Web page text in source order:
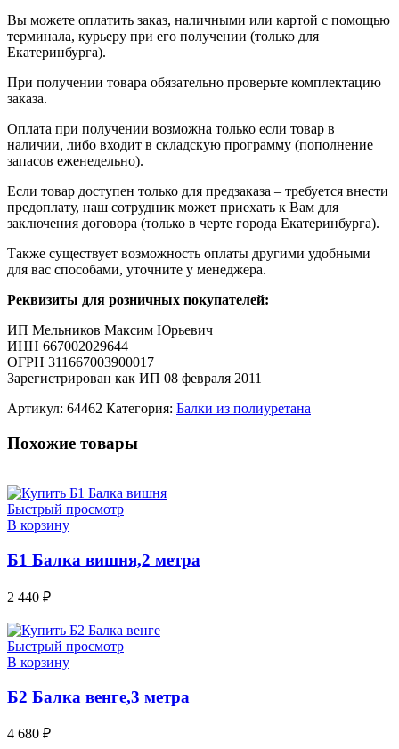
Вы можете оплатить заказ, наличными или картой с помощью
терминала, курьеру при его получении (только для
Екатеринбурга).
При получении товара обязательно проверьте комплектацию
заказа.
Оплата при получении возможна только если товар в
наличии, либо входит в складскую программу (пополнение
запасов еженедельно).
Если товар доступен только для предзаказа – требуется внести
предоплату, наш сотрудник может приехать к Вам для
заключения договора (только в черте города Екатеринбурга).
Также существует возможность оплаты другими удобными
для вас способами, уточните у менеджера.
Реквизиты для розничных покупателей:
ИП Мельников Максим Юрьевич
ИНН 667002029644
ОГРН 311667003900017
Зарегистрирован как ИП 08 февраля 2011
Артикул: 64462 Категория: Балки из полиуретана
Похожие товары
Быстрый просмотр
В корзину
Б1 Балка вишня,2 метра
2 440 ₽
Быстрый просмотр
В корзину
Б2 Балка венге,3 метра
4 680 ₽